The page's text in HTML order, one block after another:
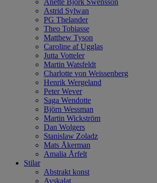
Astrid Sylwan
PG Thelander
Theo Tobiasse
Matthew Tyson
Caroline af Ugglas
Jutta Votteler
Martin Watsfeldt
Charlotte von Weissenberg
Henrik Wergeland
Peter Wever
Saga Wendotte
Björn Wessman
Martin Wickström
Dan Wolgers
Stanislaw Zoladz
Mats Åkerman
Amalia Årfelt
Stilar
Abstrakt konst
Avskalat